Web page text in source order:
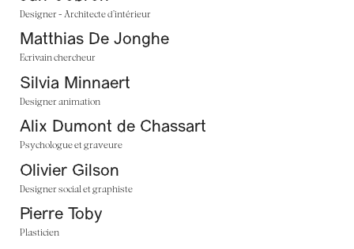
Designer - Architecte d’intérieur
Matthias De Jonghe
Ecrivain chercheur
Silvia Minnaert
Designer animation
Alix Dumont de Chassart
Psychologue et graveure
Olivier Gilson
Designer social et graphiste
Pierre Toby
Plasticien